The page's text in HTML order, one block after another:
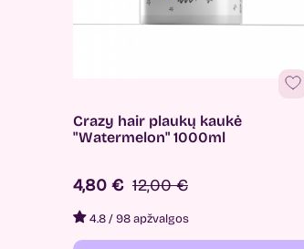
Crazy hair plaukų kaukė
"Watermelon" 1000ml
4,80 € 12,00 €
4.8/98 apžvalgos